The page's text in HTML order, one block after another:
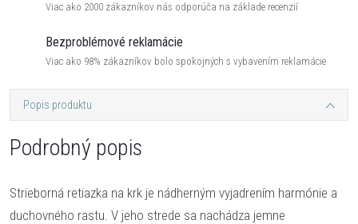
Viac ako 2000 zákazníkov nás odporúča na základe recenzií
Bezproblémové reklamácie
Viac ako 98% zákazníkov bolo spokojných s vybavením reklamácie
Popis produktu
Podrobný popis
Strieborná retiazka na krk je nádherným vyjadrením harmónie a
duchovného rastu. V jeho strede sa nachádza jemne